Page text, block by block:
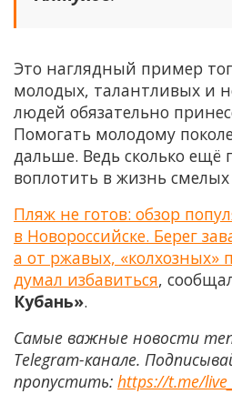
Это наглядный пример
молодых, талантливых и
людей обязательно
Помогать молодому
дальше. Ведь сколько ещё
воплотить в жизнь
Пляж не готов: обзор
в Новороссийске. Берег
а от ржавых, «колхозных»
думал избавиться,
Кубань».
Самые важные новости
Telegram-канале.
пропустить: https://t.me/